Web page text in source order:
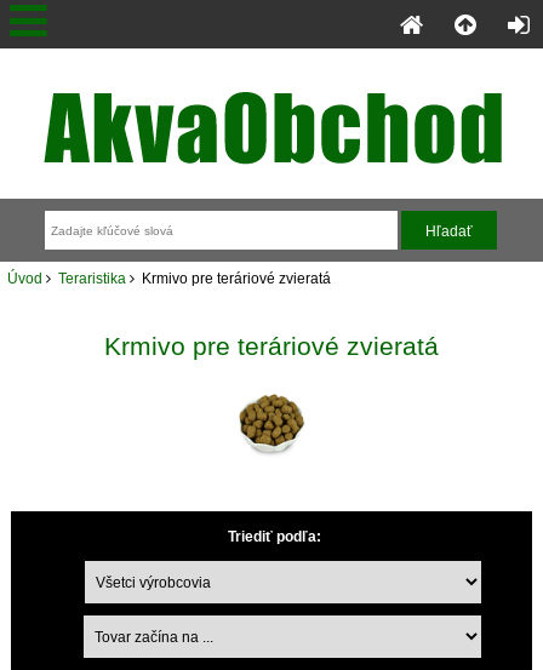
Úvod Teraristika Krmivo pre teráriové zvieratá
Krmivo pre teráriové zvieratá
Triediť podľa: